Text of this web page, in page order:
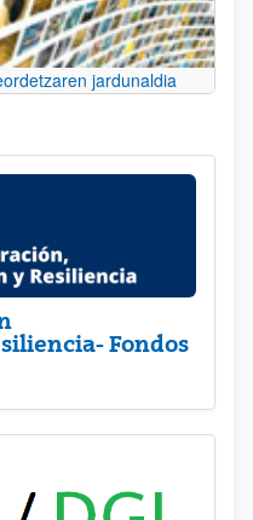
jardunaldia
Fondos